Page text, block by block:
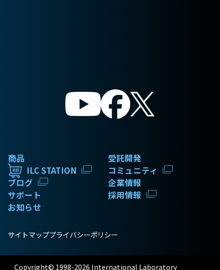
商品
受託開発
ILC STATION
コミュニティ
ブログ
企業情報
サポート
採用情報
お知らせ
サイトマッププライバシーポリシー
Copyright© 1998-2026 International Laboratory